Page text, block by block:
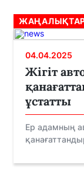
04.04.2025
Жігіт
ұстатты
Ер адамның